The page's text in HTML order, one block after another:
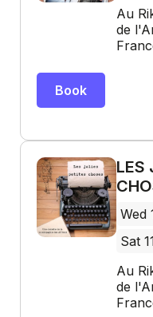
Au
de
Book
LES
Wed
Sat
Au
de